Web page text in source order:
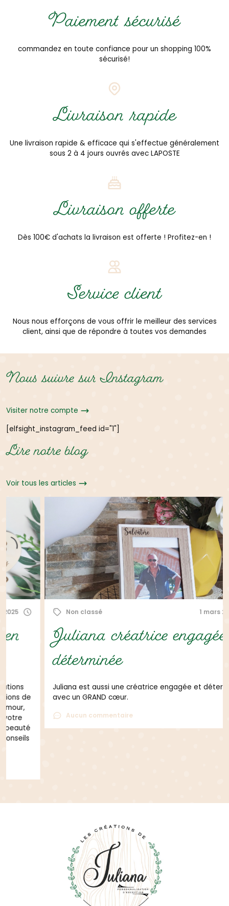
Paiement sécurisé
commandez en toute confiance pour un shopping 100%
sécurisé!
Livraison rapide
Une livraison rapide & efficace qui s'effectue généralement
sous 2 à 4 jours ouvrés avec LAPOSTE
Livraison offerte
Dès 100€ d'achats la livraison est offerte ! Profitez-en !
Service client
Nous nous efforçons de vous offrir le meilleur des services
client, ainsi que de répondre à toutes vos demandes
Nous suivre sur Instagram
Visiter notre compte
[elfsight_instagram_feed id="1"]
Lire notre blog
Voir tous les articles
Non classé
Juliana créatrice engagée et
déterminée
Juliana est aussi une créatrice engagée et déterminée
avec un GRAND cœur.
Aucun commentaire